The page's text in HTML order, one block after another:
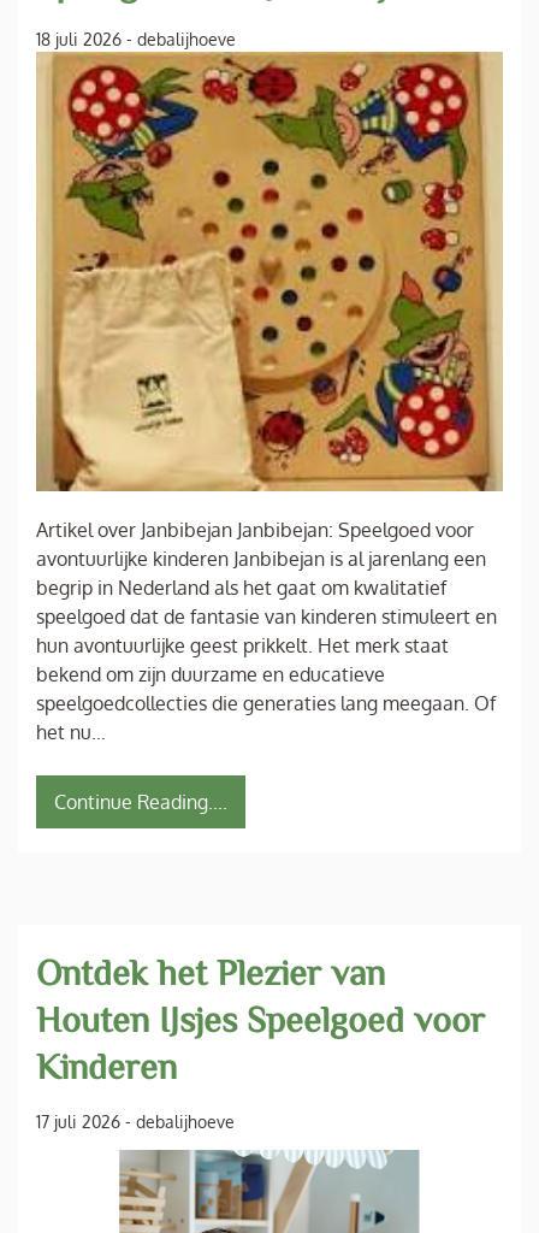
18 juli 2026 - debalijhoeve
Artikel over Janbibejan Janbibejan: Speelgoed voor
avontuurlijke kinderen Janbibejan is al jarenlang een
begrip in Nederland als het gaat om kwalitatief
speelgoed dat de fantasie van kinderen stimuleert en
hun avontuurlijke geest prikkelt. Het merk staat
bekend om zijn duurzame en educatieve
speelgoedcollecties die generaties lang meegaan. Of
het nu…
Continue Reading....
Ontdek het Plezier van
Houten IJsjes Speelgoed voor
Kinderen
17 juli 2026 - debalijhoeve